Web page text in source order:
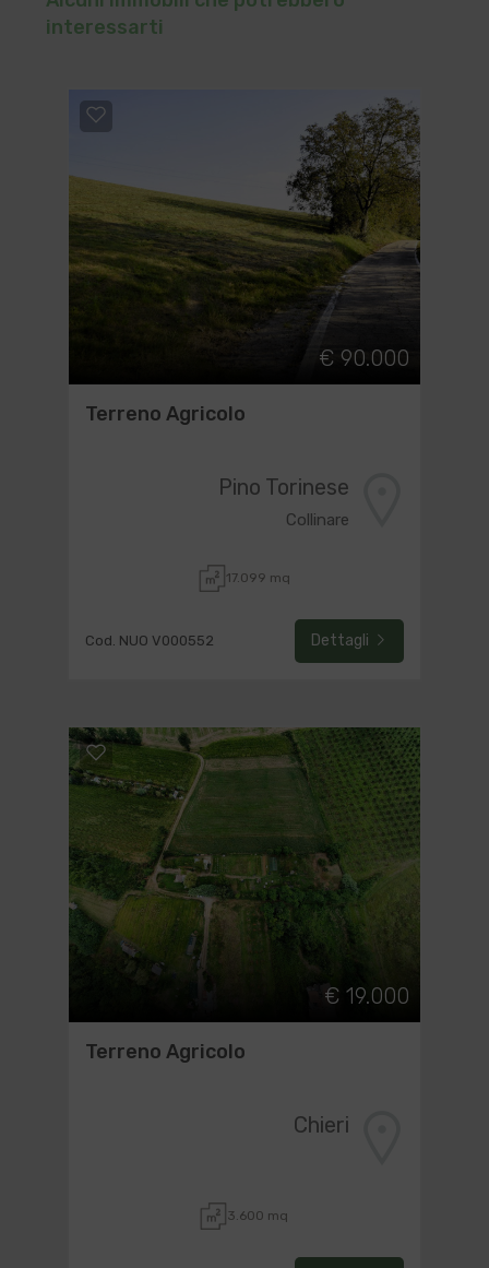
interessarti
€ 90.000
Terreno Agricolo
Pino Torinese
Collinare
17.099 mq
Cod. NUO V000552 Dettagli
€ 19.000
Terreno Agricolo
Chieri
3.600 mq